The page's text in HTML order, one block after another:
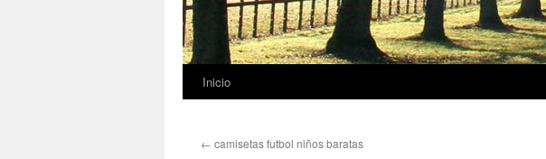
Saltar
contenido
Inicio
← camisetas futbol niños baratas